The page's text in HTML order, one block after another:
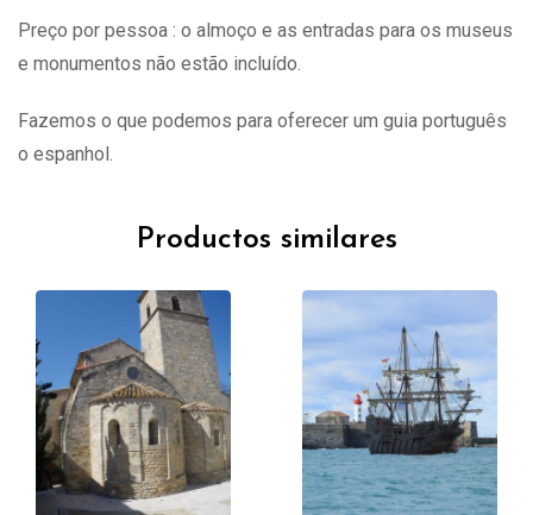
Preço por pessoa : o almoço e as entradas para os museus
e monumentos não estão incluído.
Fazemos o que podemos para oferecer um guia português
o espanhol.
Productos similares